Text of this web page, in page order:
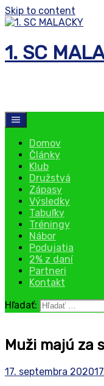
Skip to content
1. SC
Domov
Články
Klub
Družstvá
Zápasy
Výsledky
Tabuľky
Tréningy
Nábor
Podujatia
2% z daní
Partneri
Kontakt
Hľadať:
Muži majú za
17. septembra 2020